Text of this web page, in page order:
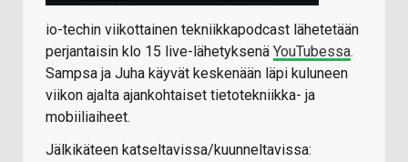
io-techin viikottainen tekniikkapodcast lähetetään
perjantaisin klo 15 live-lähetyksenä YouTubessa.
Sampsa ja Juha käyvät keskenään läpi kuluneen
viikon ajalta ajankohtaiset tietotekniikka- ja
mobiiliaiheet.
Jälkikäteen katseltavissa/kuunneltavissa: